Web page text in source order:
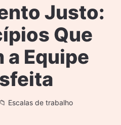
Justo:
Que
a Equipe
Escalas de trabalho